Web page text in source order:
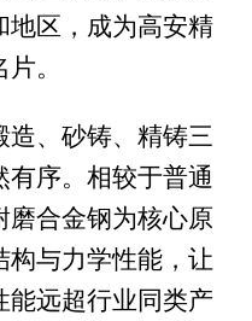
地区，成为高安精
。
造、砂铸、精铸三
有序。相较于普通
磨合金钢为核心原
构与力学性能，让
能远超行业同类产